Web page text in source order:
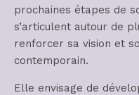
prochaines étapes de
s’articulent autour de
renforcer sa vision et
contemporain.
Elle envisage de